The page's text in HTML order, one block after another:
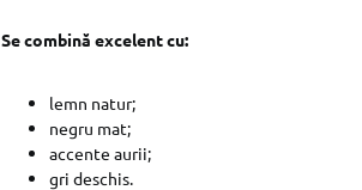
Se combină excelent cu:
lemn natur;
negru mat;
accente aurii;
gri deschis.